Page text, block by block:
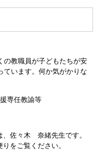
教職員が子どもたちが安
ています。何か気がかりな
専任教諭等
佐々木 奈緒先生です。
をご覧ください。